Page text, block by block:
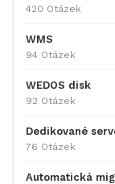
420 Otázek
WMS
94 Otázek
WEDOS disk
92 Otázek
Dedikované
76 Otázek
Automatická